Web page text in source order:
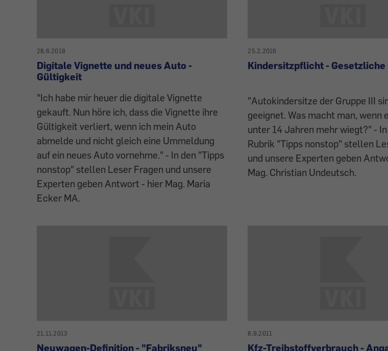
28.6.2018
Digitale Vignette und neues Auto -
Gültigkeit
"Ich habe mir heuer die digitale Vignette
gekauft. Nun höre ich, dass die Vignette ihre
Gültigkeit verliert, wenn ich mein Auto
abmelde und nicht gleich eine Ummeldung
auf ein neues Auto vornehme." - In den "Tipps
nonstop" stellen Leser Fragen und unsere
Experten geben Antwort - hier Mag. Maria
Ecker MA.
25.2.2016
Kindersitzpflicht - Gesetzliche
"Autokindersitze der Gruppe III
geeignet. Was macht man, wenn
unter 14 Jahren mehr wiegt?" -
Rubrik "Tipps nonstop" stellen
und unsere Experten geben
Mag. Christian Undeutsch.
21.11.2013
Neuwagen-Definition - "Fabriksneu"
8.9.2011
Kfz-Treibstoffverbrauch -